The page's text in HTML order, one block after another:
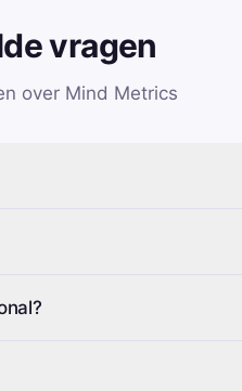
vragen
over Mind Metrics